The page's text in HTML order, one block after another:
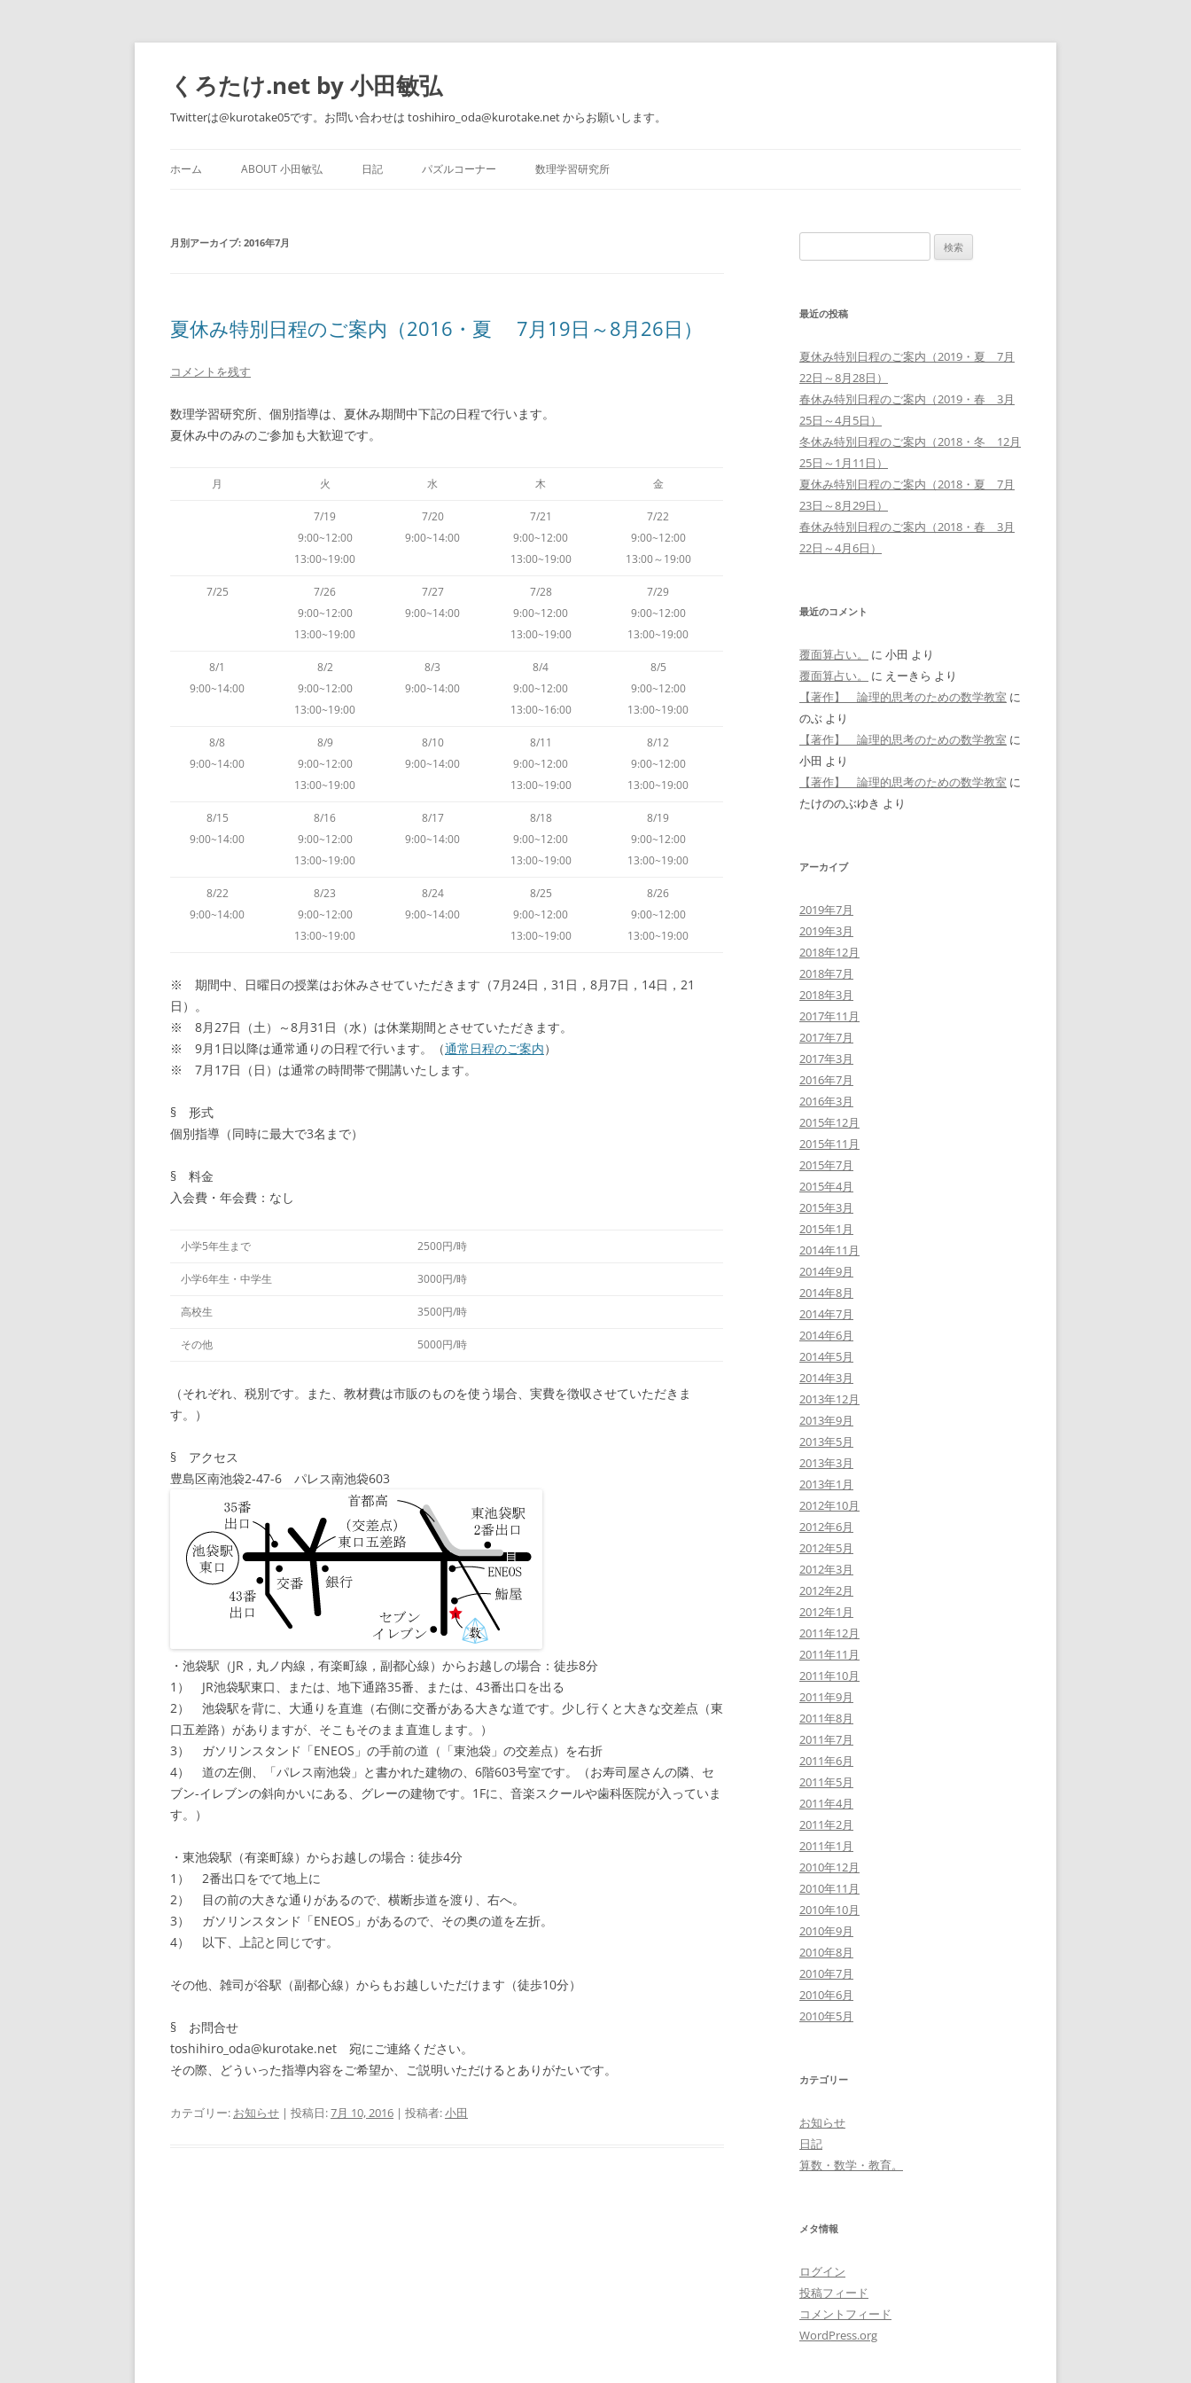
くろたけ.net by 小田敏弘
Twitterは@kurotake05です。お問い合わせは toshihiro_oda@kurotake.net からお願いします。
ン
テ
ホーム ABOUT 小田敏弘
【ゲーム】 はらぺこ
日記 パズルコーナー 数理学習研究所
急セミナーBE
月別アーカイブ: 2016年7月
夏休み特別日程のご案内（2016・夏 7月19日～8月26日）
コメントを残す
数理学習研究所、個別指導は、夏休み期間中下記の日程で行います。
夏休み中のみのご参加も大歓迎です。
月 火 水 木 金
7/19
9:00~12:00
13:00~19:00
7/20
9:00~14:00
7/21
9:00~12:00
13:00~19:00
7/22
9:00~12:00
13:00～19:00
7/25
7/26
9:00~12:00
13:00~19:00
7/27
9:00~14:00
7/28
9:00~12:00
13:00~19:00
7/29
9:00~12:00
13:00~19:00
8/1
9:00~14:00
8/2
9:00~12:00
13:00~19:00
8/3
9:00~14:00
8/4
9:00~12:00
13:00~16:00
8/5
9:00~12:00
13:00~19:00
8/8
9:00~14:00
8/9
9:00~12:00
13:00~19:00
8/10
9:00~14:00
8/11
9:00~12:00
13:00~19:00
8/12
9:00~12:00
13:00~19:00
8/15
9:00~14:00
8/16
9:00~12:00
13:00~19:00
8/17
9:00~14:00
8/18
9:00~12:00
13:00~19:00
8/19
9:00~12:00
13:00~19:00
8/22
9:00~14:00
8/23
9:00~12:00
13:00~19:00
8/24
9:00~14:00
8/25
9:00~12:00
13:00~19:00
8/26
9:00~12:00
13:00~19:00
※ 期間中、日曜日の授業はお休みさせていただきます（7月24日，31日，8月7日，14日，21
日）。
※ 8月27日（土）～8月31日（水）は休業期間とさせていただきます。
※ 9月1日以降は通常通りの日程で行います。（通常日程のご案内）
※ 7月17日（日）は通常の時間帯で開講いたします。
§ 形式
個別指導（同時に最大で3名まで）
§ 料金
入会費・年会費：なし
小学5年生まで 2500円/時
小学6年生・中学生 3000円/時
高校生 3500円/時
その他 5000円/時
（それぞれ、税別です。また、教材費は市販のものを使う場合、実費を徴収させていただきま
す。）
§ アクセス
豊島区南池袋2-47-6 パレス南池袋603
・池袋駅（JR，丸ノ内線，有楽町線，副都心線）からお越しの場合：徒歩8分
1） JR池袋駅東口、または、地下通路35番、または、43番出口を出る
2） 池袋駅を背に、大通りを直進（右側に交番がある大きな道です。少し行くと大きな交差点（東
口五差路）がありますが、そこもそのまま直進します。）
3） ガソリンスタンド「ENEOS」の手前の道（「東池袋」の交差点）を右折
4） 道の左側、「パレス南池袋」と書かれた建物の、6階603号室です。（お寿司屋さんの隣、セ
ブン-イレブンの斜向かいにある、グレーの建物です。1Fに、音楽スクールや歯科医院が入っていま
す。）
・東池袋駅（有楽町線）からお越しの場合：徒歩4分
1） 2番出口をでて地上に
2） 目の前の大きな通りがあるので、横断歩道を渡り、右へ。
3） ガソリンスタンド「ENEOS」があるので、その奥の道を左折。
4） 以下、上記と同じです。
その他、雑司が谷駅（副都心線）からもお越しいただけます（徒歩10分）
§ お問合せ
toshihiro_oda@kurotake.net 宛にご連絡ください。
その際、どういった指導内容をご希望か、ご説明いただけるとありがたいです。
カテゴリー: お知らせ | 投稿日:7月 10, 2016 | 投稿者:小田
索:
最近の投稿
夏休み特別日程のご案内（2019・夏 7月
22日～8月28日）
春休み特別日程のご案内（2019・春 3月
25日～4月5日）
冬休み特別日程のご案内（2018・冬 12月
25日～1月11日）
夏休み特別日程のご案内（2018・夏 7月
23日～8月29日）
春休み特別日程のご案内（2018・春 3月
22日～4月6日）
最近のコメント
覆面算占い。 に 小田 より
覆面算占い。
に えーきら より
【著作】 論理的思考のための数学教室 に
のぶ より
【著作】 論理的思考のための数学教室 に
小田 より
【著作】 論理的思考のための数学教室 に
たけののぶゆき より
アーカイブ
2019年7月
2019年3月
2018年12月
2018年7月
2018年3月
2017年11月
2017年7月
2017年3月
2016年7月
2016年3月
2015年12月
2015年11月
2015年7月
2015年4月
2015年3月
2015年1月
2014年11月
2014年9月
2014年8月
2014年7月
2014年6月
2014年5月
2014年3月
2013年12月
2013年9月
2013年5月
2013年3月
2013年1月
2012年10月
2012年6月
2012年5月
2012年3月
2012年2月
2012年1月
2011年12月
2011年11月
2011年10月
2011年9月
2011年8月
2011年7月
2011年6月
2011年5月
2011年4月
2011年2月
2011年1月
2010年12月
2010年11月
2010年10月
2010年9月
2010年8月
2010年7月
2010年6月
2010年5月
カテゴリー
お知らせ
日記
算数・数学・教育。
メタ情報
ログイン
投稿フィード
コメントフィード
WordPress.org